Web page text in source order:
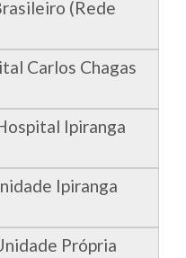
(Rede
Carlos Chagas
Ipiranga
Ipiranga
Própria